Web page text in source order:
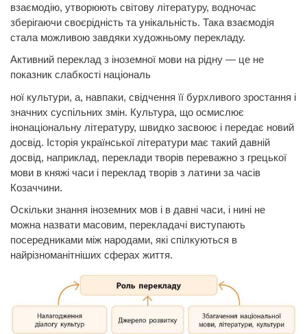
взаємодію, утворюють світову літературу, водночас
зберігаючи своєрідність та унікальність. Така взаємодія
стала можливою завдяки художньому перекладу.
Активний переклад з іноземної мови на рідну — це не
показник слабкості національ
ної культури, а, навпаки, свідчення її бурхливого зростання і
значних суспільних змін. Культура, що осмислює
інонаціональну літературу, швидко засвоює і передає новий
досвід. Історія української літератури має такий давній
досвід, наприклад, переклади творів переважно з грецької
мови в княжі часи і переклад творів з латини за часів
Козаччини.
Оскільки знання іноземних мов і в давні часи, і нині не
можна назвати масовим, перекладачі виступають
посередниками між народами, які спілкуються в
найрізноманітніших сферах життя.